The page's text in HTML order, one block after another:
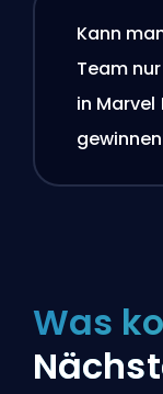
Kann
Team
in Marvel
Was